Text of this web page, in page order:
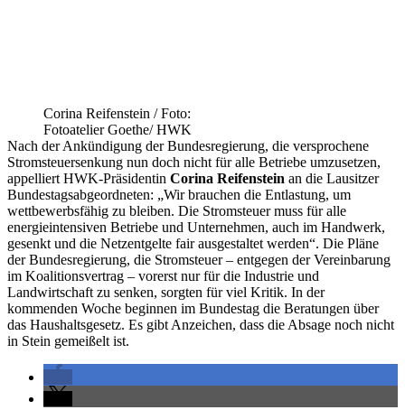
Corina Reifenstein / Foto:
Fotoatelier Goethe/ HWK
Nach der Ankündigung der Bundesregierung, die versprochene
Stromsteuersenkung nun doch nicht für alle Betriebe umzusetzen,
appelliert HWK-Präsidentin Corina Reifenstein an die Lausitzer
Bundestagsabgeordneten: „Wir brauchen die Entlastung, um
wettbewerbsfähig zu bleiben. Die Stromsteuer muss für alle
energieintensiven Betriebe und Unternehmen, auch im Handwerk,
gesenkt und die Netzentgelte fair ausgestaltet werden“. Die Pläne
der Bundesregierung, die Stromsteuer – entgegen der Vereinbarung
im Koalitionsvertrag – vorerst nur für die Industrie und
Landwirtschaft zu senken, sorgten für viel Kritik. In der
kommenden Woche beginnen im Bundestag die Beratungen über
das Haushaltsgesetz. Es gibt Anzeichen, dass die Absage noch nicht
in Stein gemeißelt ist.